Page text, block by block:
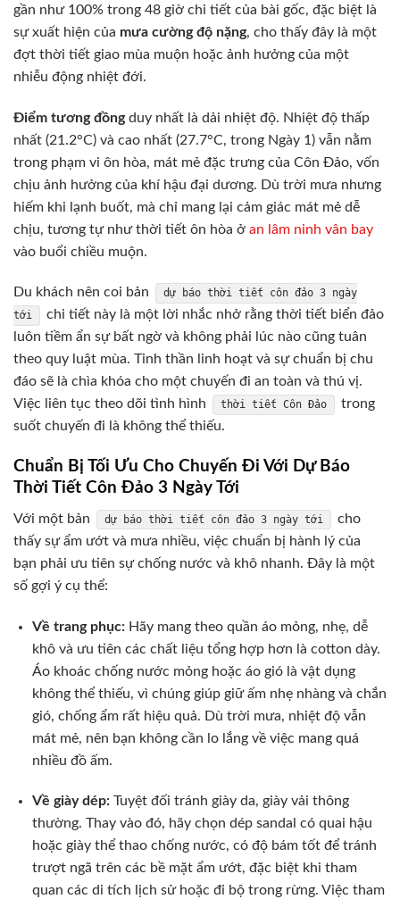
gần như 100% trong 48 giờ chi tiết của bài gốc, đặc biệt là
sự xuất hiện của mưa cường độ nặng, cho thấy đây là một
đợt thời tiết giao mùa muộn hoặc ảnh hưởng của một
nhiễu động nhiệt đới.
Điểm tương đồngduy nhất là dải nhiệt độ. Nhiệt độ thấp
nhất (21.2°C) và cao nhất (27.7°C, trong Ngày 1) vẫn nằm
trong phạm vi ôn hòa, mát mẻ đặc trưng của Côn Đảo, vốn
chịu ảnh hưởng của khí hậu đại dương. Dù trời mưa nhưng
hiếm khi lạnh buốt, mà chỉ mang lại cảm giác mát mẻ dễ
chịu, tương tự như thời tiết ôn hòa ở an lâm ninh vân bay
vào buổi chiều muộn.
Du khách nên coi bản
dự báo thời tiết côn đảo 3 ngày
tới
chi tiết này là một lời nhắc nhở rằng thời tiết biển đảo
luôn tiềm ẩn sự bất ngờ và không phải lúc nào cũng tuân
theo quy luật mùa. Tinh thần linh hoạt và sự chuẩn bị chu
đáo sẽ là chìa khóa cho một chuyến đi an toàn và thú vị.
Việc liên tục theo dõi tình hình
thời tiết Côn Đảo
trong
suốt chuyến đi là không thể thiếu.
Chuẩn Bị Tối Ưu Cho Chuyến Đi Với Dự Báo
Thời Tiết Côn Đảo 3 Ngày Tới
Với một bản dự báo thời tiết côn đảo 3 ngày tới
cho
thấy sự ẩm ướt và mưa nhiều, việc chuẩn bị hành lý của
bạn phải ưu tiên sự chống nước và khô nhanh. Đây là một
số gợi ý cụ thể:
Về trang phục:Hãy mang theo quần áo mỏng, nhẹ, dễ
khô và ưu tiên các chất liệu tổng hợp hơn là cotton dày.
Áo khoác chống nước mỏng hoặc áo gió là vật dụng
không thể thiếu, vì chúng giúp giữ ấm nhẹ nhàng và chắn
gió, chống ẩm rất hiệu quả. Dù trời mưa, nhiệt độ vẫn
mát mẻ, nên bạn không cần lo lắng về việc mang quá
nhiều đồ ấm.
Về giày dép:Tuyệt đối tránh giày da, giày vải thông
thường. Thay vào đó, hãy chọn dép sandal có quai hậu
hoặc giày thể thao chống nước, có độ bám tốt để tránh
trượt ngã trên các bề mặt ẩm ướt, đặc biệt khi tham
quan các di tích lịch sử hoặc đi bộ trong rừng. Việc tham